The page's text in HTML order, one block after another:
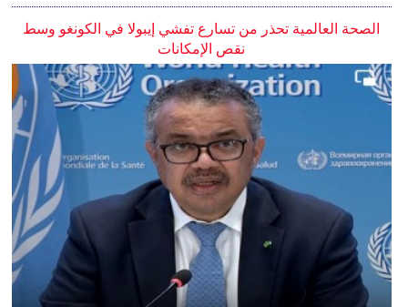
الصحة العالمية تحذر من تسارع تفشي إيبولا في الكونغو وسط
نقص الإمكانات